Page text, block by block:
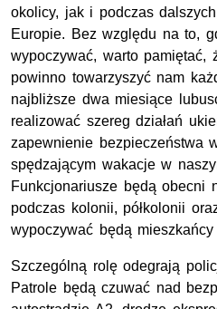
okolicy, jak i podczas
Europie. Bez względu na to,
wypoczywać, warto pamiętać,
powinno towarzyszyć nam
najbliższe dwa miesiące
realizować szereg działań
zapewnienie bezpieczeństwa
spędzającym wakacje w
Funkcjonariusze będą obecni
podczas kolonii, półkolonii
wypoczywać będą
Szczególną rolę odegrają
Patrole będą czuwać nad